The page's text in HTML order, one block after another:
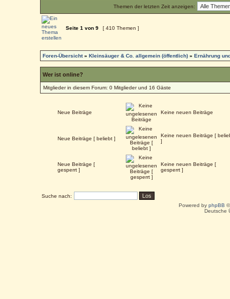
Themen der letzten Zeit anzeigen:
Seite1 von9 [ 410 Themen ]
Foren-Übersicht»Kleinsäuger & Co. allgemein (öffentlich) »Ernährung
Wer ist online?
Mitglieder in diesem Forum: 0 Mitglieder und 16 Gäste
Neue Beiträge Keine neuen Beiträge
Neue Beiträge [ beliebt ]
Keine neuen Beiträge [
]
Neue Beiträge [
gesperrt ]
Keine neuen Beiträge [
gesperrt ]
Suche nach:
Powered by phpBB
Deutsche